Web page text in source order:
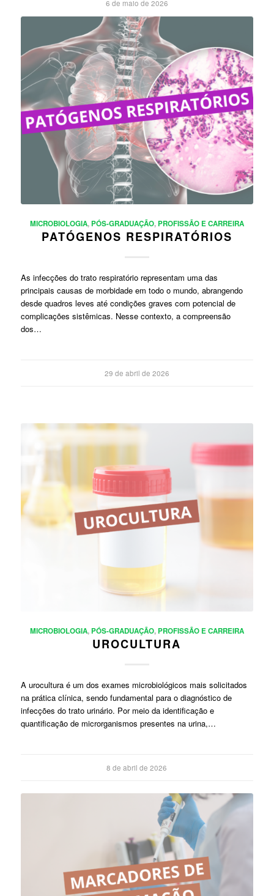
6 de maio de 2026
MICROBIOLOGIA,PÓS-GRADUAÇÃO,PROFISSÃO E CARREIRA
PATÓGENOS RESPIRATÓRIOS
As infecções do trato respiratório representam uma das
principais causas de morbidade em todo o mundo, abrangendo
desde quadros leves até condições graves com potencial de
complicações sistêmicas. Nesse contexto, a compreensão
dos…
29 de abril de 2026
MICROBIOLOGIA,PÓS-GRADUAÇÃO,PROFISSÃO E CARREIRA
UROCULTURA
A urocultura é um dos exames microbiológicos mais solicitados
na prática clínica, sendo fundamental para o diagnóstico de
infecções do trato urinário. Por meio da identificação e
quantificação de microrganismos presentes na urina,…
8 de abril de 2026